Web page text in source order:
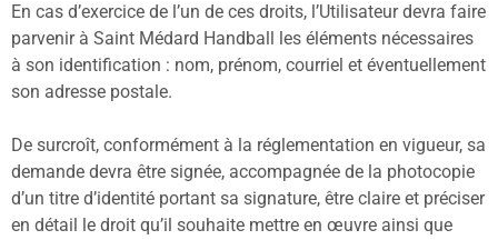
En cas d’exercice de l’un de ces droits, l’Utilisateur devra faire
parvenir à Saint Médard Handball les éléments nécessaires
à son identification : nom, prénom, courriel et éventuellement
son adresse postale.
De surcroît, conformément à la réglementation en vigueur, sa
demande devra être signée, accompagnée de la photocopie
d’un titre d’identité portant sa signature, être claire et préciser
en détail le droit qu’il souhaite mettre en œuvre ainsi que